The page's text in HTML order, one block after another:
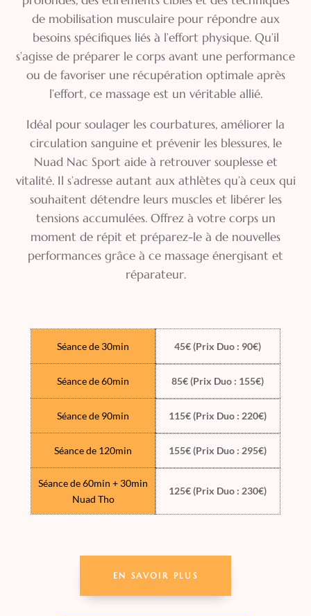
de mobilisation musculaire pour répondre aux
besoins spécifiques liés à l’effort physique. Qu’il
s’agisse de préparer le corps avant une performance
ou de favoriser une récupération optimale après
l’effort, ce massage est un véritable allié.
Idéal pour soulager les courbatures, améliorer la
circulation sanguine et prévenir les blessures, le
Nuad Nac Sport aide à retrouver souplesse et
vitalité. Il s’adresse autant aux athlètes qu’à ceux qui
souhaitent détendre leurs muscles et libérer les
tensions accumulées. Offrez à votre corps un
moment de répit et préparez-le à de nouvelles
performances grâce à ce massage énergisant et
réparateur.
Séance de 30min
Séance de 60min
Séance de 90min
Séance de 120min
Séance de 60min + 30min
Nuad Tho
45€ (Prix Duo : 90€)
85€ (Prix Duo : 155€)
115€ (Prix Duo : 220€)
155€ (Prix Duo : 295€)
125€ (Prix Duo : 230€)
EN SAVOIR PLUS